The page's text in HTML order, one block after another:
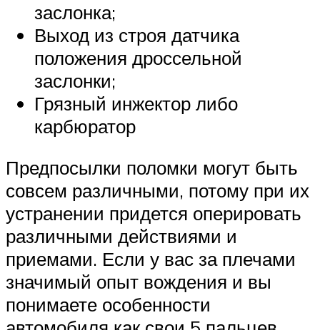
заслонка;
Выход из строя датчика
положения дроссельной
заслонки;
Грязный инжектор либо
карбюратор
Предпосылки поломки могут быть
совсем различными, потому при их
устранении придется оперировать
различными действиями и
приемами. Если у вас за плечами
значимый опыт вождения и вы
понимаете особенности